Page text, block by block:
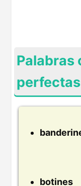
Palabras
perfectas
botines